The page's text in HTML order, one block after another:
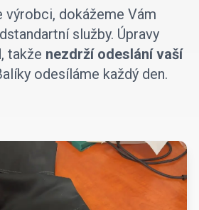
výrobci, dokážeme Vám
služby. Úpravy
takže nezdrží odeslání vaší
odesíláme každý den.